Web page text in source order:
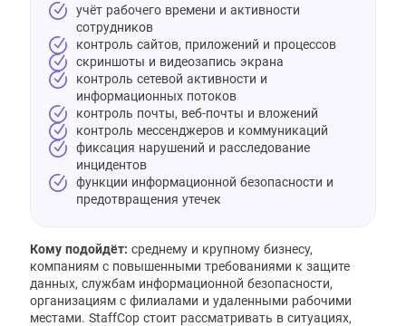
учёт рабочего времени и активности
сотрудников
контроль сайтов, приложений и процессов
скриншоты и видеозапись экрана
контроль сетевой активности и
информационных потоков
контроль почты, веб-почты и вложений
контроль мессенджеров и коммуникаций
фиксация нарушений и расследование
инцидентов
функции информационной безопасности и
предотвращения утечек
Кому подойдёт: среднему и крупному бизнесу,
компаниям с повышенными требованиями к защите
данных, службам информационной безопасности,
организациям с филиалами и удаленными рабочими
местами. StaffCop стоит рассматривать в ситуациях,